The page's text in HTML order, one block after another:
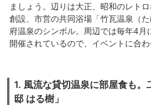
ましょう。辺りは大正、昭和のレト
創設、市営の共同浴場「竹瓦温泉（
府温泉のシンボル。周辺では毎年4月
開催されているので、イベントに合
1. 風流な貸切温泉に部屋食も
邸 はる樹」